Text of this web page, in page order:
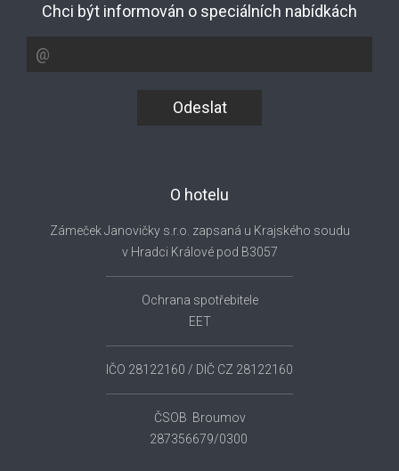
Chci být informován o speciálních nabídkách
Odeslat
O hotelu
Zámeček Janovičky s.r.o. zapsaná u Krajského soudu
v Hradci Králové pod B3057
Ochrana spotřebitele
EET
IČO 28122160 / DIČ CZ 28122160
ČSOB Broumov
287356679/0300